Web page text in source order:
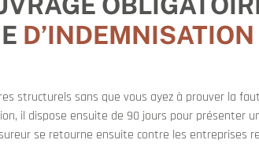
D’INDEMNISATION
structurels sans que vous ayez à prouver la
il dispose ensuite de 90 jours pour présenter
se retourne ensuite contre les entreprises